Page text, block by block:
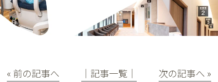
« 前の記事へ │記事一覧│ 次の記事へ »